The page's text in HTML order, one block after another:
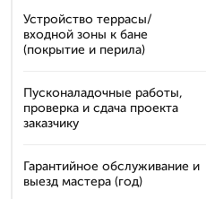
Устройство террасы/
входной зоны к бане
(покрытие и перила)
Пусконаладочные работы,
проверка и сдача проекта
заказчику
Гарантийное обслуживание и
выезд мастера (год)